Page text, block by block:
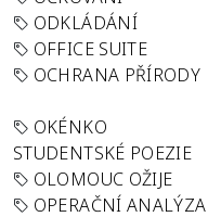
ODKLÁDÁNÍ
OFFICE SUITE
OCHRANA PŘÍRODY
OKÉNKO
STUDENTSKÉ POEZIE
OLOMOUC OŽIJE
OPERAČNÍ ANALÝZA